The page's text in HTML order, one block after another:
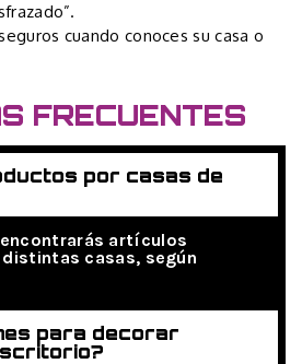
cuando conoces su casa o
FRECUENTES
por casas de
artículos
casas, según
para decorar